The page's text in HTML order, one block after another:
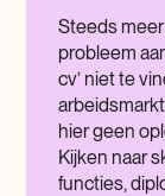
Steeds
probleem
cv’ niet te
hier geen
Kijken naar
functies,